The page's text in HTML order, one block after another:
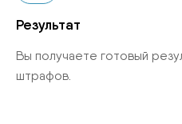
Результат
Вы получаете готовый
штрафов.